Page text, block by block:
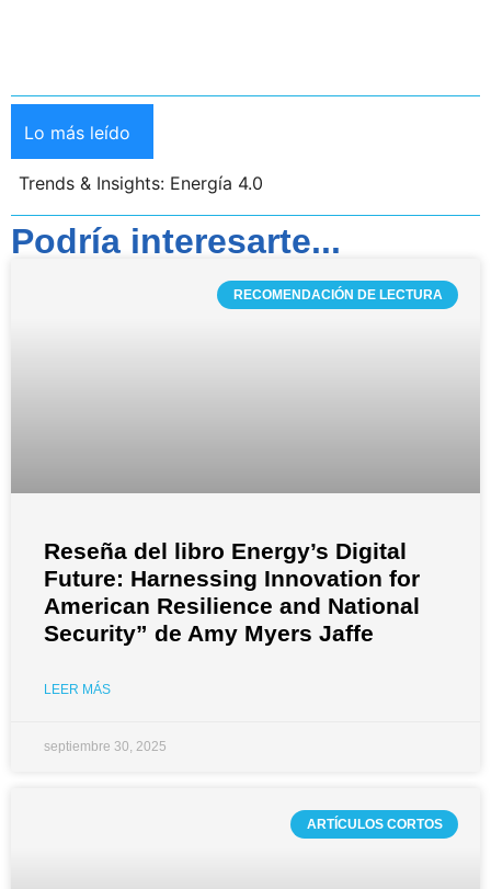
Lo más leído
Trends & Insights: Energía 4.0
Podría interesarte...
RECOMENDACIÓN DE LECTURA
Reseña del libro Energy’s Digital
Future: Harnessing Innovation for
American Resilience and National
Security” de Amy Myers Jaffe
LEER MÁS
septiembre 30, 2025
ARTÍCULOS CORTOS